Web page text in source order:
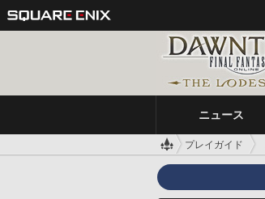
ニュース
プレイガイド